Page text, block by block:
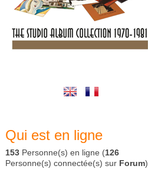
Qui est en ligne
153 Personne(s) en ligne (126
Personne(s) connectée(s) sur Forum)